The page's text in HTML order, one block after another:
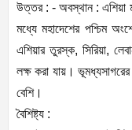
উত্তর : - অবস্থান : এশিয়া
মধ্যে মহাদেশের পশ্চিম
এশিয়ার তুরস্ক, সিরিয়া,
লক্ষ করা যায়। ভূমধ্যসাগরের
বেশি।
বৈশিষ্ট্য :